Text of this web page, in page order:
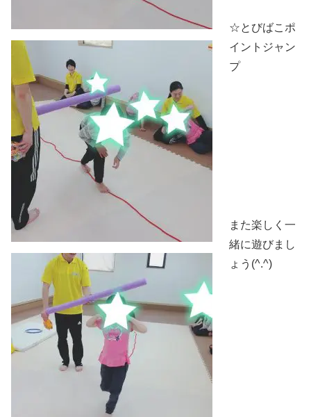
☆とびばこポ
イントジャン
プ
また楽しく一
緒に遊びまし
ょう(^.^)